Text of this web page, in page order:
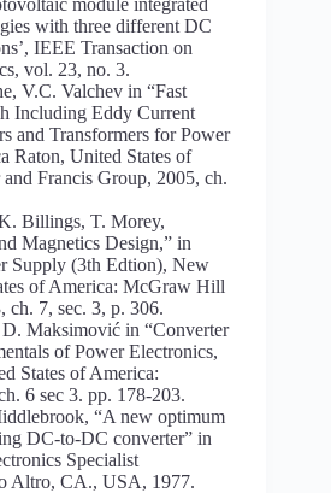
with three different DC
IEEE Transaction on
vol. 23, no. 3.
V.C. Valchev in “Fast
Including Eddy Current
and Transformers for Power
Raton, United States of
Francis Group, 2005, ch.
Billings, T. Morey,
Magnetics Design,” in
Supply (3th Edtion), New
of America: McGraw Hill
ch. 7, sec. 3, p. 306.
Maksimović in “Converter
of Power Electronics,
States of America:
6 sec 3. pp. 178-203.
“A new optimum
DC-to-DC converter” in
Specialist
Altro, CA., USA, 1977.